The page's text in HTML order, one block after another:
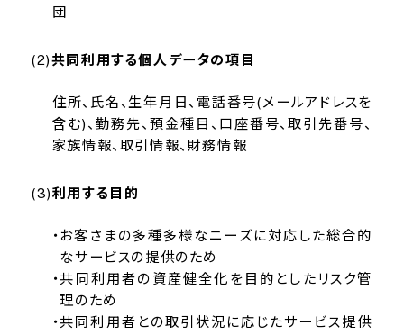
団
共同利用する個人データの項目
住所、氏名、生年月日、電話番号(メールアドレスを
含む)、勤務先、預金種目、口座番号、取引先番号、
家族情報、取引情報、財務情報
利用する目的
お客さまの多種多様なニーズに対応した総合的
なサービスの提供のため
共同利用者の資産健全化を目的としたリスク管
理のため
共同利用者との取引状況に応じたサービス提供